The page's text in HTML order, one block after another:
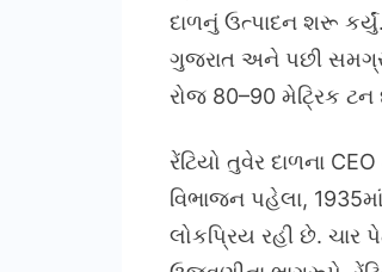
દાળનું ઉત્પાદન શરૂ
ગુજરાત અને પછી સમગ્ર
રોજ 80–90 મેટ્રિક
રેંટિયો તુવેર દાળના
વિભાજન પહેલા,
લોકપ્રિય રહી છે. ચાર